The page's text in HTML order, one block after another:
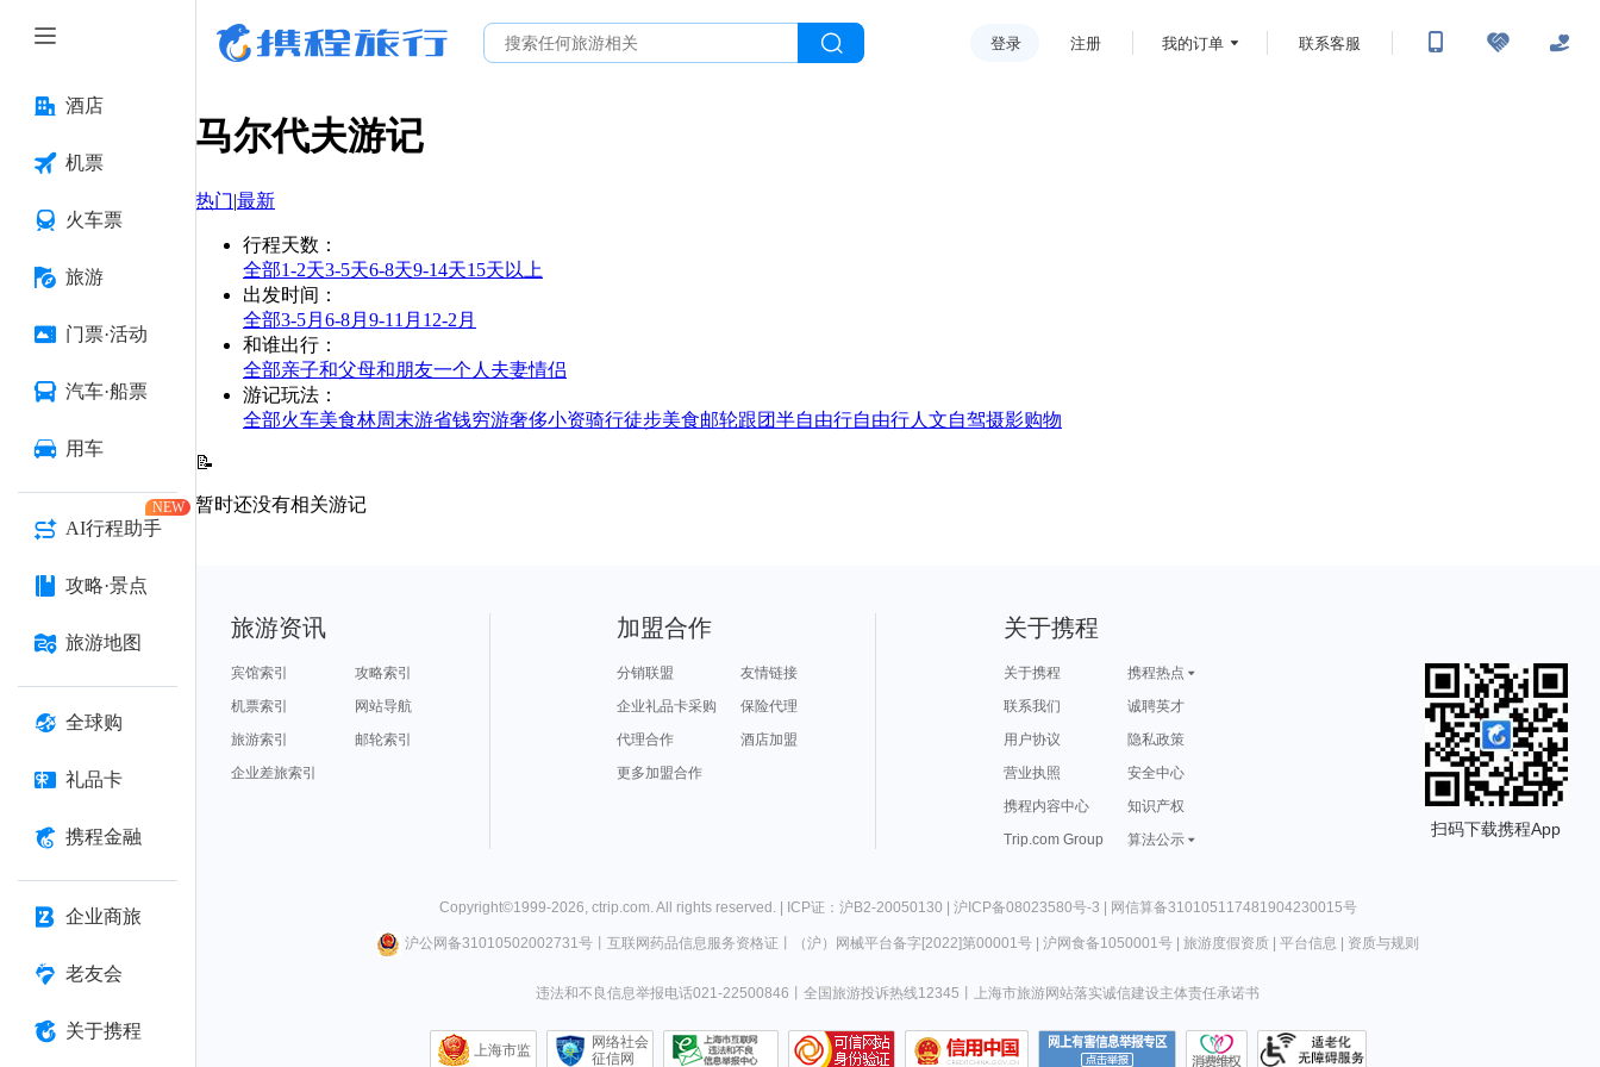
酒店
机票
火车票
旅游
门票·活动
汽车·船票
用车
AI行程助手
NEW
攻略·景点
旅游地图
全球购
礼品卡
携程金融
企业商旅
老友会
关于携程
登录 注册 我的订单 联系客服
马尔代夫游记
热门|最新
行程天数 ：
全部1-2天3-5天6-8天9-14天15天以上
出发时间 ：
全部3-5月 6-8月 9-11月 12-2月
和谁出行 ：
全部亲子和父母和朋友一个人 夫妻情侣
游记玩法 ：
全部火车美食林周末游省钱穷游奢侈小资骑行徒步美食邮轮跟团半自由行自由行人文自驾摄影购物
📝
暂时还没有相关游记
旅游资讯
宾馆索引
攻略索引
机票索引
网站导航
旅游索引
邮轮索引
企业差旅索引
加盟合作
分销联盟
友情链接
企业礼品卡采购
保险代理
代理合作
酒店加盟
更多加盟合作
关于携程
关于携程
携程热点
联系我们
诚聘英才
用户协议
隐私政策
营业执照
安全中心
携程内容中心
知识产权
Trip.com Group
算法公示
扫码下载携程App
Copyright©1999-2026, ctrip.com. All rights reserved. | ICP证：沪B2-20050130 | 沪ICP备08023580号-3 | 网信算备310105117481904230015号
沪公网备31010502002731号丨 互联网药品信息服务资格证 （沪）网械平台备字[2022]第00001号| 沪网食备1050001号| 旅游度假资质| 平台信息 资质与规则
违法和不良信息举报电话021-22500846 全国旅游投诉热线12345 上海市旅游网站落实诚信建设主体责任承诺书
上海市监
网络社会
征信网